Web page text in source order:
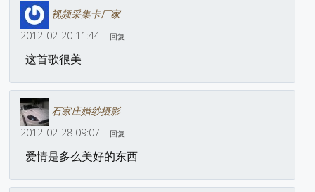
视频采集卡厂家
2012-02-20 11:44
回复
这首歌很美
石家庄婚纱摄影
2012-02-28 09:07
回复
爱情是多么美好的东西